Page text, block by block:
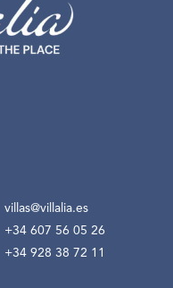
villas@villalia.es
+34 607 56 05 26
+34 928 38 72 11